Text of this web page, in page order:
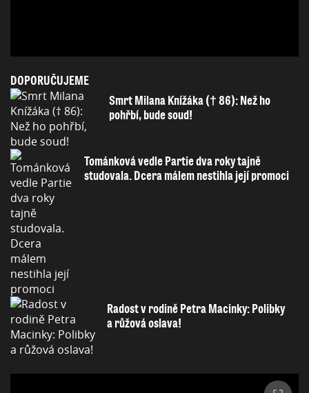
DOPORUČUJEME
Smrt Milana Knížáka († 86): Než ho
pohřbí, bude soud!
Tománková vedle Partie dva roky tajně
studovala. Dcera málem nestihla její promoci
Radost v rodině Petra Macinky: Polibky
a růžová oslava!